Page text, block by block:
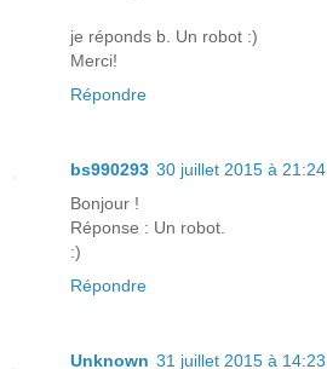
je réponds b. Un robot :)
Merci!
Répondre
bs990293 30 juillet 2015 à 21:24
Bonjour !
Réponse : Un robot.
:)
Répondre
Unknown 31 juillet 2015 à 14:23